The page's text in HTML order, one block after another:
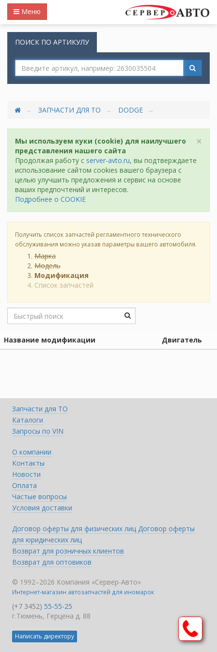
Меню
ПОИСК ПО АРТИКУЛУ
ЗАПЧАСТИ ДЛЯ ТО DODGE
×
Мы используем куки (cookie) для наилучшего
представления нашего сайта
Продолжая работу с server-avto.ru, вы подтверждаете
использование сайтом cookies вашего браузера с
целью улучшить предложения и сервис на основе
ваших предпочтений и интересов.
Подробнее о COOKIE
Получить список запчастей регламентного технического
обслуживания можно указав параметры вашего автомобиля.
Марка
Модель
Модификация
Список запчастей
Название модификации Двигатель
Запчасти для ТО
Каталоги
Запросы по VIN
О компании
Контакты
Новости
Оплата
Частые вопросы
Условия доставки
Договор оферты для физических лиц Договор оферты
для юридических лиц
Возврат для розничных клиентов
Возврат для оптовиков
© 1992–2026 Компания «Сервер-Авто»
Интернет-магазин автозапчастей для иномарок
(+7 3452) 55-55-25
г.Тюмень, Герцена д. 88
Написать директору